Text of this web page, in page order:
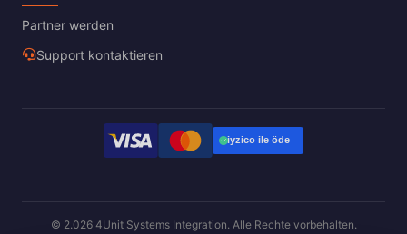
Partner werden
Support kontaktieren
© 2.026 4Unit Systems Integration. Alle Rechte vorbehalten.